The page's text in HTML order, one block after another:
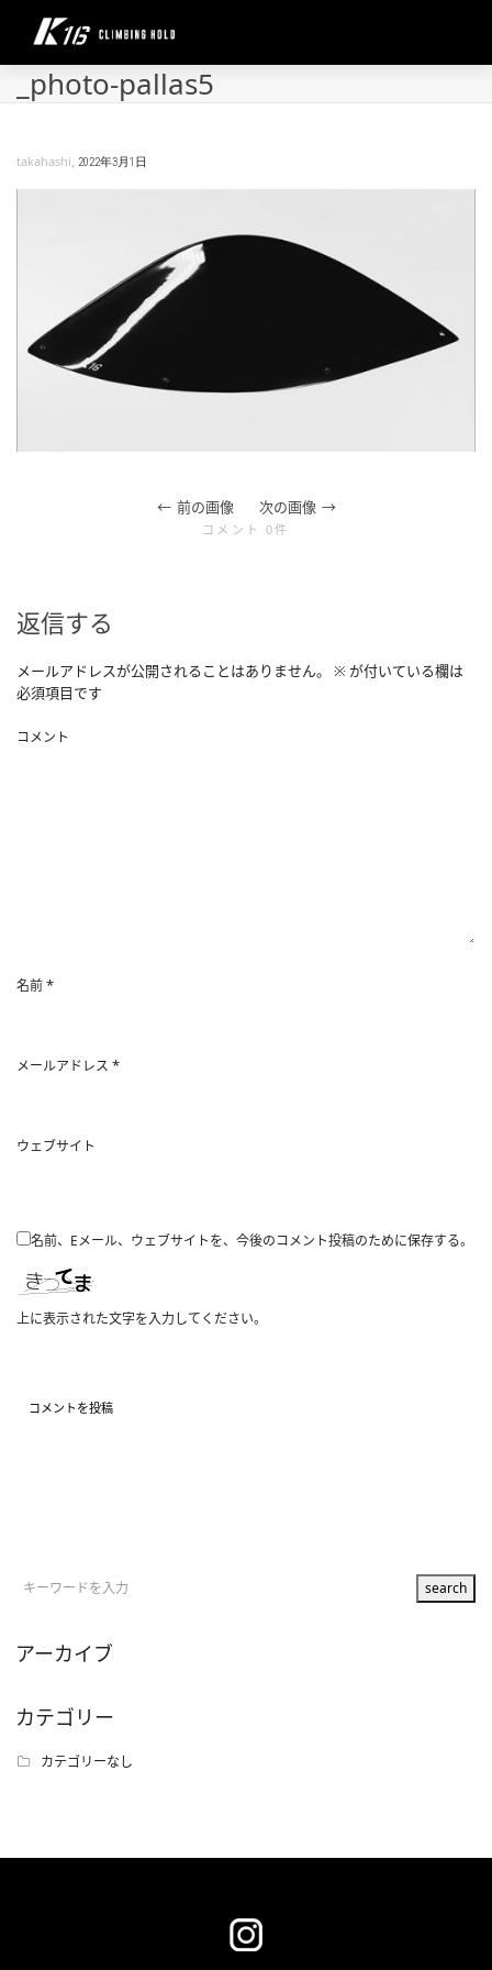
_photo-pallas5
takahashi, 2022年3月1日
前の画像 次の画像
コメント 0件
返信する
メールアドレスが公開されることはありません。 ※ が付いている欄は
必須項目です
コメント
名前*
メールアドレス *
ウェブサイト
名前、Eメール、ウェブサイトを、今後のコメント投稿のために保存する。
上に表示された文字を入力してください。
アーカイブ
カテゴリー
カテゴリーなし